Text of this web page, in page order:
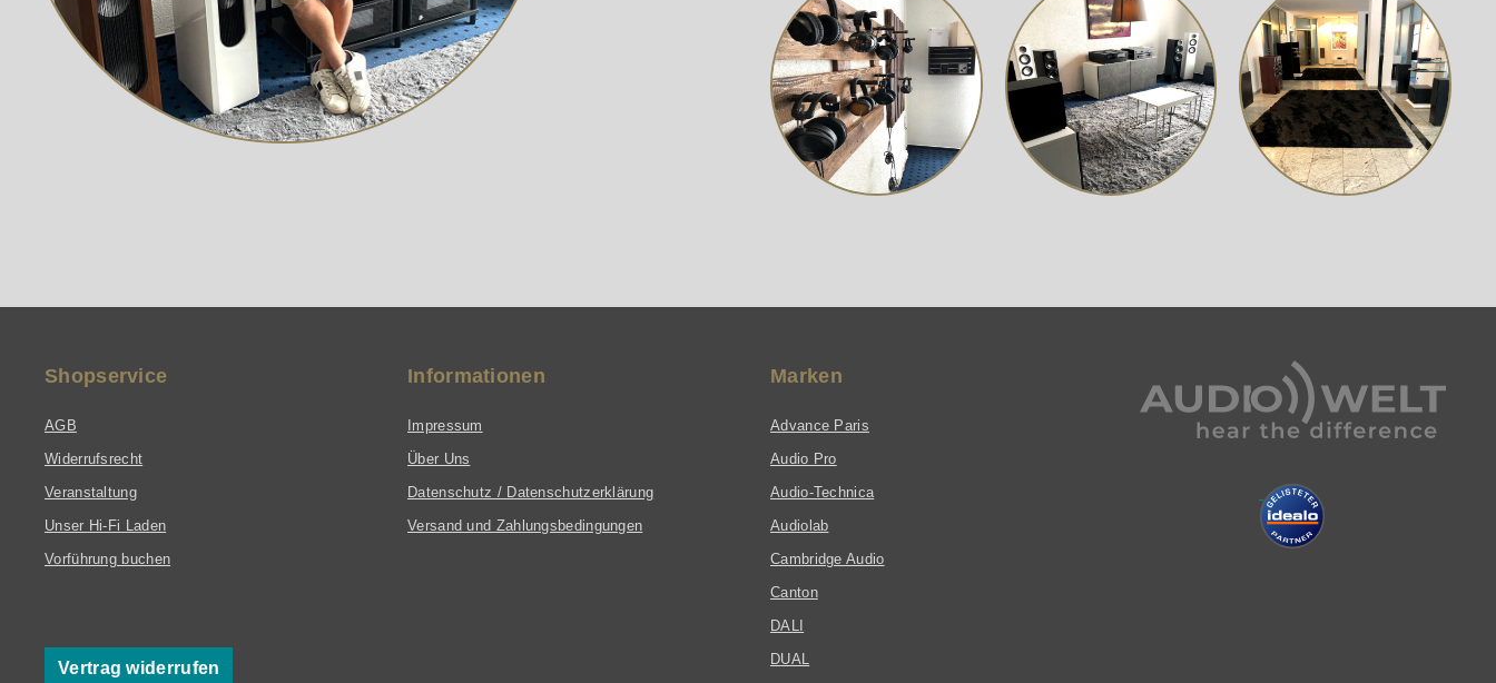
Shopservice
AGB
Widerrufsrecht
Veranstaltung
Unser Hi-Fi Laden
Vorführung buchen
Vertrag widerrufen
Informationen
Impressum
Über Uns
Datenschutz / Datenschutzerklärung
Versand und Zahlungsbedingungen
Marken
Advance Paris
Audio Pro
Audio-Technica
Audiolab
Cambridge Audio
Canton
DALI
DUAL